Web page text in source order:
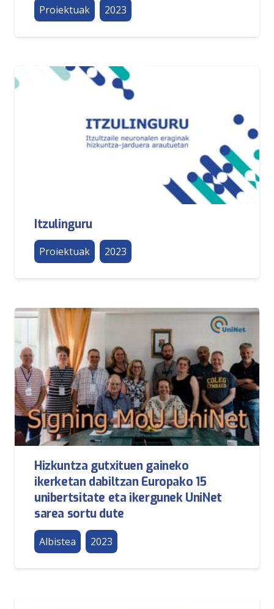
Proiektuak 2023
Itzulinguru
Proiektuak 2023
Hizkuntza gutxituen gaineko
ikerketan dabiltzan Europako 15
unibertsitate eta ikergunek UniNet
sarea sortu dute
Albistea 2023